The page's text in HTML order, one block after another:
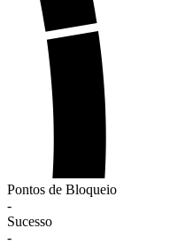
Pontos de Bloqueio
-
Sucesso
-